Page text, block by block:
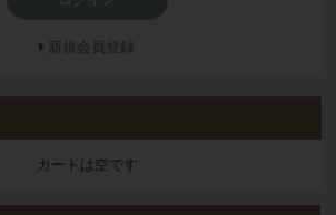
新規会員登録
カートは空です